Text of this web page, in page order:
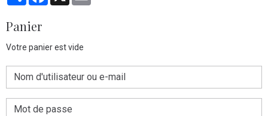
Panier
Votre panier est vide